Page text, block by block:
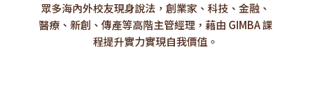
眾多海內外校友現身說法，創業家、科技、金融、
醫療、新創、傳產等高階主管經理，藉由 GIMBA 課
程提升實力實現自我價值。